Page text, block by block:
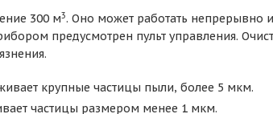
300 м3. Оно может работать непрерывно
предусмотрен пульт управления.
крупные частицы пыли, более 5 мкм.
частицы размером менее 1 мкм.